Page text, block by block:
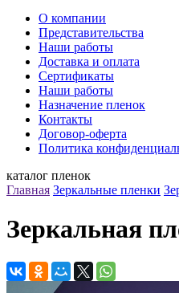
О компании
Представительства
Наши работы
Доставка и оплата
Сертификаты
Наши работы
Назначение пленок
Контакты
Договор-оферта
Политика
каталог пленок
Главная Зеркальные пленки
Зеркальная